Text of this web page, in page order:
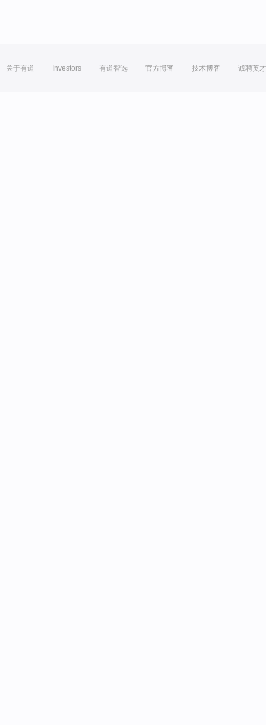
关于有道 Investors 有道智选 官方博客 技术博客 诚聘英才